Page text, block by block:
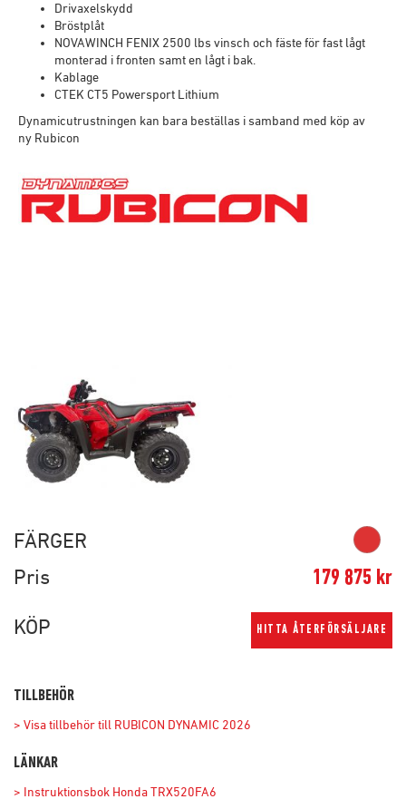
Drivaxelskydd
Bröstplåt
NOVAWINCH FENIX 2500 lbs vinsch och fäste för fast lågt
monterad i fronten samt en lågt i bak.
Kablage
CTEK CT5 Powersport Lithium
Dynamicutrustningen kan bara beställas i samband med köp av
ny Rubicon
FÄRGER
Pris
179 875 kr
KÖP HITTA ÅTERFÖRSÄLJARE
TILLBEHÖR
> Visa tillbehör till RUBICON DYNAMIC 2026
LÄNKAR
> Instruktionsbok Honda TRX520FA6